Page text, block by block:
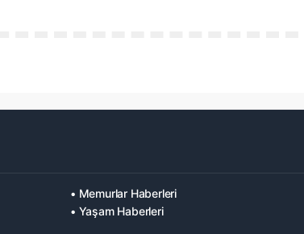
• Memurlar Haberleri
• Yaşam Haberleri